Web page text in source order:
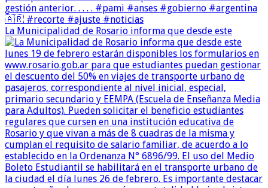
La Municipalidad de Rosario informa que desde este